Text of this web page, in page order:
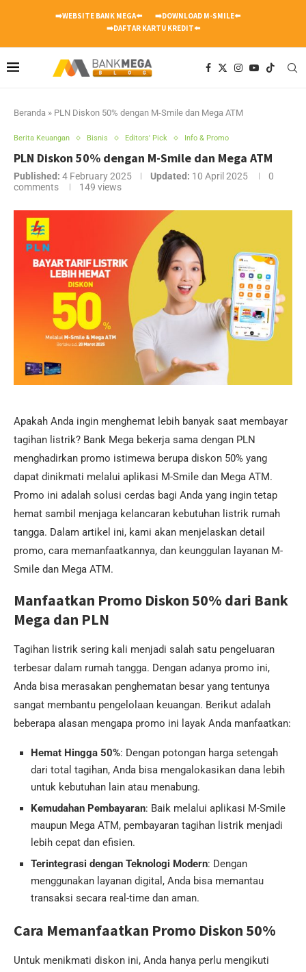
➡️WEBSITE BANK MEGA⬅️
➡️DOWNLOAD M-SMILE⬅️
➡️DAFTAR KARTU KREDIT⬅️
Beranda » PLN Diskon 50% dengan M-Smile dan Mega ATM
Berita Keuangan Bisnis Editors' Pick Info & Promo
PLN Diskon 50% dengan M-Smile dan Mega ATM
Published: 4 February 2025 Updated: 10 April 2025
0
comments
149 views
Apakah Anda ingin menghemat lebih banyak saat membayar
tagihan listrik? Bank Mega bekerja sama dengan PLN
menghadirkan promo istimewa berupa diskon 50% yang
dapat dinikmati melalui aplikasi M-Smile dan Mega ATM.
Promo ini adalah solusi cerdas bagi Anda yang ingin tetap
hemat sambil menjaga kelancaran kebutuhan listrik rumah
tangga. Dalam artikel ini, kami akan menjelaskan detail
promo, cara memanfaatkannya, dan keunggulan layanan M-
Smile dan Mega ATM.
Manfaatkan Promo Diskon 50% dari Bank
Mega dan PLN
Tagihan listrik sering kali menjadi salah satu pengeluaran
terbesar dalam rumah tangga. Dengan adanya promo ini,
Anda bisa merasakan penghematan besar yang tentunya
sangat membantu pengelolaan keuangan. Berikut adalah
beberapa alasan mengapa promo ini layak Anda manfaatkan:
Hemat Hingga 50%: Dengan potongan harga setengah
dari total tagihan, Anda bisa mengalokasikan dana lebih
untuk kebutuhan lain atau menabung.
Kemudahan Pembayaran: Baik melalui aplikasi M-Smile
maupun Mega ATM, pembayaran tagihan listrik menjadi
lebih cepat dan efisien.
Terintegrasi dengan Teknologi Modern: Dengan
menggunakan layanan digital, Anda bisa memantau
transaksi secara real-time dan aman.
Cara Memanfaatkan Promo Diskon 50%
Untuk menikmati diskon ini, Anda hanya perlu mengikuti